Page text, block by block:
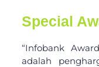
Special
“Infobank
adalah